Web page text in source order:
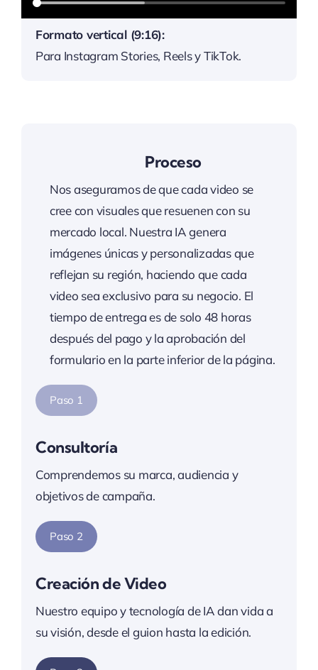
Formato vertical (9:16):
Para Instagram Stories, Reels y TikTok.
Proceso
Nos aseguramos de que cada video se
cree con visuales que resuenen con su
mercado local. Nuestra IA genera
imágenes únicas y personalizadas que
reflejan su región, haciendo que cada
video sea exclusivo para su negocio. El
tiempo de entrega es de solo 48 horas
después del pago y la aprobación del
formulario en la parte inferior de la página.
Paso 1
Consultoría
Comprendemos su marca, audiencia y
objetivos de campaña.
Paso 2
Creación de Video
Nuestro equipo y tecnología de IA dan vida a
su visión, desde el guion hasta la edición.